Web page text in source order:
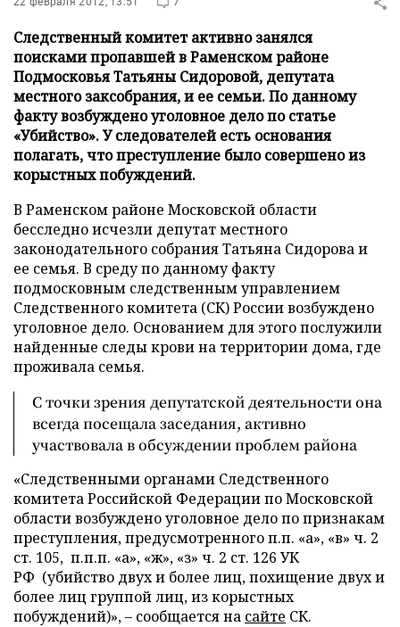
Следственный комитет активно занялся
поисками пропавшей в Раменском районе
Подмосковья Татьяны Сидоровой, депутата
местного заксобрания, и ее семьи. По данному
факту возбуждено уголовное дело по статье
«Убийство». У следователей есть основания
полагать, что преступление было совершено из
корыстных побуждений.
В Раменском районе Московской области
бесследно исчезли депутат местного
законодательного собрания Татьяна Сидорова и
ее семья. В среду по данному факту
подмосковным следственным управлением
Следственного комитета (СК) России возбуждено
уголовное дело. Основанием для этого послужили
найденные следы крови на территории дома, где
проживала семья.
С точки зрения депутатской деятельности она
всегда посещала заседания, активно
участвовала в обсуждении проблем района
«Следственными органами Следственного
комитета Российской Федерации по Московской
области возбуждено уголовное дело по признакам
преступления, предусмотренного п.п. «а», «в» ч. 2
ст. 105, п.п.п. «а», «ж», «з» ч. 2 ст. 126 УК
РФ (убийство двух и более лиц, похищение двух и
более лиц группой лиц, из корыстных
побуждений)», – сообщается на сайте СК.